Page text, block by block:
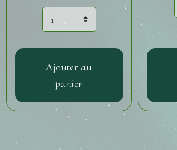
Ajouter au
panier